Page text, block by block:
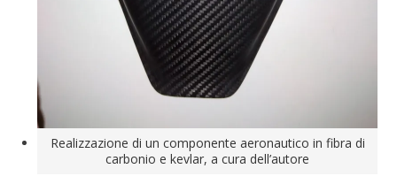
Realizzazione di un componente aeronautico in fibra di
carbonio e kevlar, a cura dell’autore